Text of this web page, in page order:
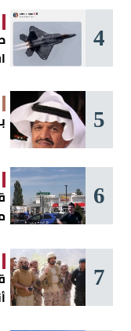
4
5
6
7